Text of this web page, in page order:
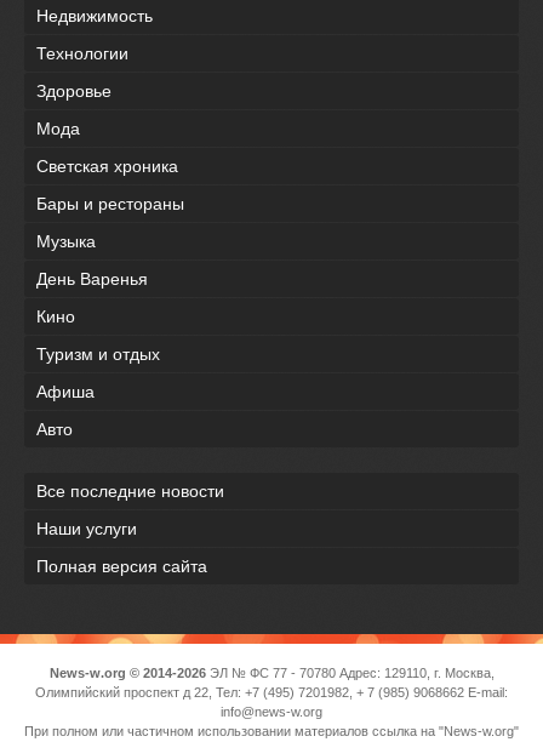
Недвижимость
Технологии
Здоровье
Мода
Светская хроника
Бары и рестораны
Музыка
День Варенья
Кино
Туризм и отдых
Афиша
Авто
Все последние новости
Наши услуги
Полная версия сайта
News-w.org © 2014-2026ЭЛ № ФС 77 - 70780 Адрес: 129110, г. Москва,
Олимпийский проспект д 22, Тел: +7 (495) 7201982, + 7 (985) 9068662 E-mail:
info@news-w.org
При полном или частичном использовании материалов ссылка на "News-w.org"